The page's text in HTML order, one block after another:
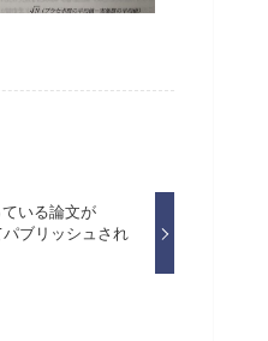
いる論文が
ブリッシュされ